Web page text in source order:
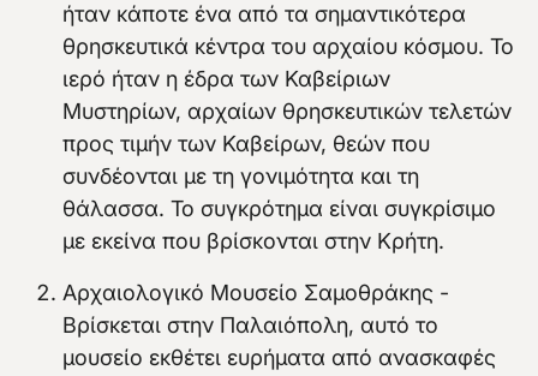
ήταν κάποτε ένα από τα σημαντικότερα
θρησκευτικά κέντρα του αρχαίου κόσμου. Το
ιερό ήταν η έδρα των Καβείριων
Μυστηρίων, αρχαίων θρησκευτικών τελετών
προς τιμήν των Καβείρων, θεών που
συνδέονται με τη γονιμότητα και τη
θάλασσα. Το συγκρότημα είναι συγκρίσιμο
με εκείνα που βρίσκονται στην Κρήτη.
Αρχαιολογικό Μουσείο Σαμοθράκης -
Βρίσκεται στην Παλαιόπολη, αυτό το
μουσείο εκθέτει ευρήματα από ανασκαφές